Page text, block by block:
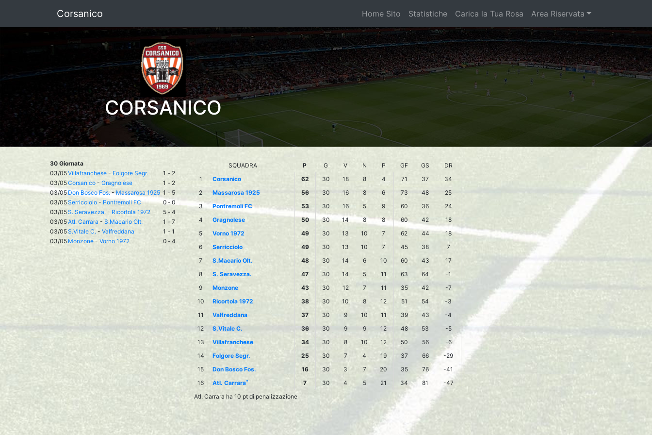
Corsanico Home Sito Statistiche Carica la Tua Rosa Area Riservata
CORSANICO
30 Giornata
03/05Villafranchese - Folgore Segr. 1 - 2
03/05Corsanico - Gragnolese 1 - 2
03/05 Don Bosco Fos.-Massarosa 1925 1 - 5
03/05Serricciolo - Pontremoli FC 0 - 0
03/05S. Seravezza. - Ricortola 1972 5 - 4
03/05Atl. Carrara - S.Macario Olt. 1 - 7
03/05S.Vitale C. - Valfreddana 1 - 1
03/05 Monzone - Vorno 1972 0 - 4
SQUADRA P G V N P GF GS
DR
1
Corsanico 62 30 18 8 4 71 37
34
2
Massarosa 1925 56 30 16 8 6 73 48
25
3
Pontremoli FC 53 30 16 5 9 60 36
24
4
Gragnolese 50 30 14 8 8 60 42
18
5
Vorno 1972 49 30 13 10 7 62 44
18
6
Serricciolo 49 30 13 10 7 45 38
7
7
S.Macario Olt. 48 30 14 6 10 60 43
17
8
S. Seravezza. 47 30 14 5 11 63 64
-1
9
Monzone 43 30 12 7 11 35 42
-7
10
Ricortola 1972 38 30 10 8 12 51 54
-3
11
Valfreddana 37 30 9 10 11 39 43
-4
12
S.Vitale C. 36 30 9 9 12 48 53
-5
13
Villafranchese 34 30 8 10 12 50 56
-6
14
Folgore Segr. 25 30 7 4 19 37 66
-29
15
Don Bosco Fos. 16 30 3 7 20 35 76
-41
16
Atl. Carrara* 7 30 4 5 21 34 81
-47
Atl. Carrara ha 10 pt di penalizzazione